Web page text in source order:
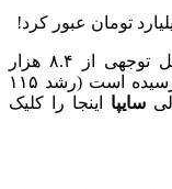
همچنین زیان عملیاتی سایپا با افزایش قابل توجهی از ۸.۴ هزار
میلیارد تومان به ۱۸.۱ هزار میلیارد تومان رسیده است (رشد ۱۱۵
سایپا اینجا را کلیک